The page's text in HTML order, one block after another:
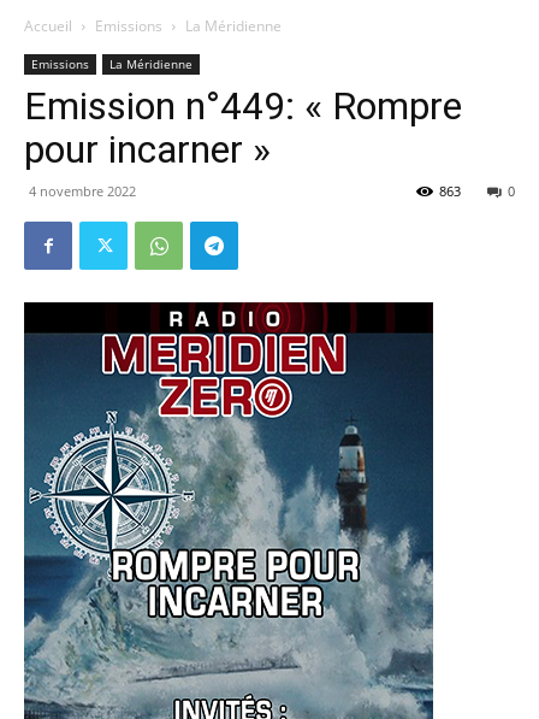
Accueil Emissions La Méridienne
Emissions La Méridienne
Emission n°449: « Rompre
pour incarner »
4 novembre 2022 0
863